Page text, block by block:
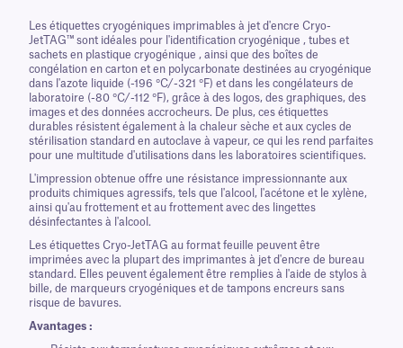
Les étiquettes cryogéniques imprimables à jet d'encre Cryo-
JetTAG™ sont idéales pour l'identification cryogénique , tubes et
sachets en plastique cryogénique , ainsi que des boîtes de
congélation en carton et en polycarbonate destinées au cryogénique
dans l'azote liquide (-196 °C/-321 °F) et dans les congélateurs de
laboratoire (-80 °C/-112 °F), grâce à des logos, des graphiques, des
images et des données accrocheurs. De plus, ces étiquettes
durables résistent également à la chaleur sèche et aux cycles de
stérilisation standard en autoclave à vapeur, ce qui les rend parfaites
pour une multitude d'utilisations dans les laboratoires scientifiques.
L'impression obtenue offre une résistance impressionnante aux
produits chimiques agressifs, tels que l'alcool, l'acétone et le xylène,
ainsi qu'au frottement et au frottement avec des lingettes
désinfectantes à l'alcool.
Les étiquettes Cryo-JetTAG au format feuille peuvent être
imprimées avec la plupart des imprimantes à jet d'encre de bureau
standard. Elles peuvent également être remplies à l'aide de stylos à
bille, de marqueurs cryogéniques et de tampons encreurs sans
risque de bavures.
Avantages :